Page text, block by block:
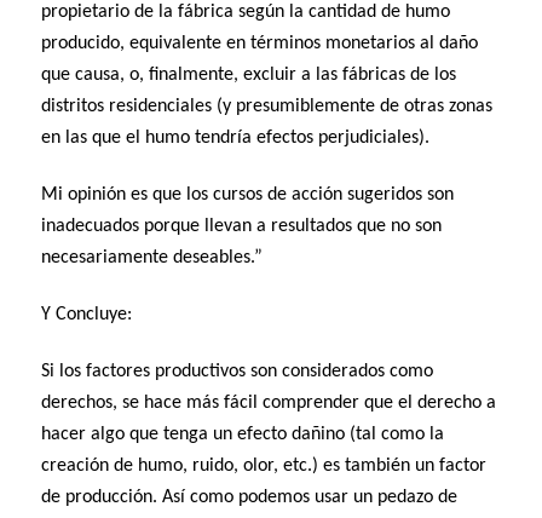
propietario de la fábrica según la cantidad de humo
producido, equivalente en términos monetarios al daño
que causa, o, finalmente, excluir a las fábricas de los
distritos residenciales (y presumiblemente de otras zonas
en las que el humo tendría efectos perjudiciales).
Mi opinión es que los cursos de acción sugeridos son
inadecuados porque llevan a resultados que no son
necesariamente deseables.”
Y Concluye:
Si los factores productivos son considerados como
derechos, se hace más fácil comprender que el derecho a
hacer algo que tenga un efecto dañino (tal como la
creación de humo, ruido, olor, etc.) es también un factor
de producción. Así como podemos usar un pedazo de